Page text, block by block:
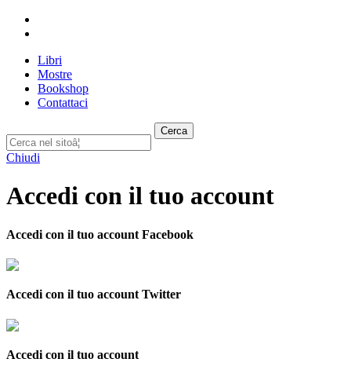
Libri
Mostre
Bookshop
Contattaci
Cerca
Chiudi
Accedi con il tuo account
Accedi con il tuo account Facebook
Accedi con il tuo account Twitter
Accedi con il tuo account